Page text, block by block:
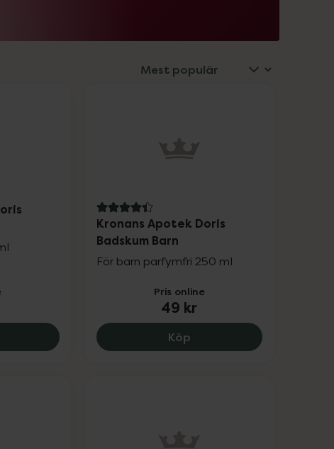
kr. Apotek Doris Babyolja Barn, 79 kr.
4.4 av 5 i omdöme
Kronans Apotek Doris
Badskum Barn
För barn parfymfri 250 ml
Pris online
49 kr
KöpKronans Apotek Doris